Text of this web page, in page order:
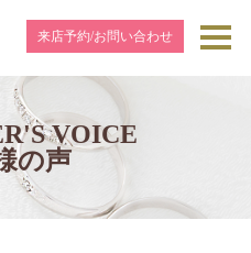
来店予約/お問い合わせ
VOICE
の声